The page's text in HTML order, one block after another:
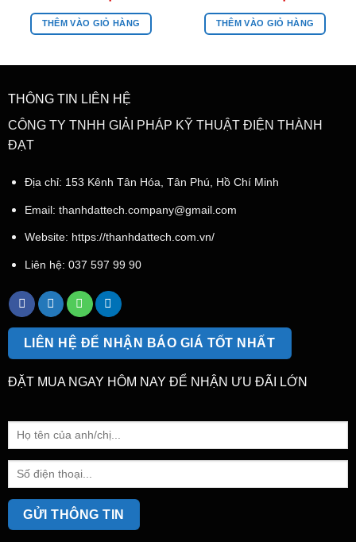
THÊM VÀO GIỎ HÀNG THÊM VÀO GIỎ HÀNG
THÔNG TIN LIÊN HỆ
CÔNG TY TNHH GIẢI PHÁP KỸ THUẬT ĐIỆN THÀNH
ĐẠT
Địa chỉ: 153 Kênh Tân Hóa, Tân Phú, Hồ Chí Minh
Email: thanhdattech.company@gmail.com
Website: https://thanhdattech.com.vn/
Liên hệ: 037 597 99 90
LIÊN HỆ ĐỂ NHẬN BÁO GIÁ TỐT NHẤT
ĐẶT MUA NGAY HÔM NAY ĐỂ NHẬN ƯU ĐÃI LỚN